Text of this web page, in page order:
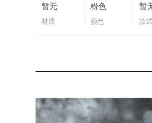
暂无
材质
粉色
颜色
暂
款